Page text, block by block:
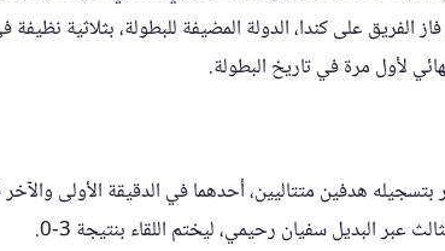
الفريق على كندا، الدولة المضيفة للبطولة، بثلاثية نظيفة
لأول مرة في تاريخ البطولة.
بتسجيله هدفين متتاليين، أحدهما في الدقيقة الأولى
البديل سفيان رحيمي، ليختم اللقاء بنتيجة 3-0.